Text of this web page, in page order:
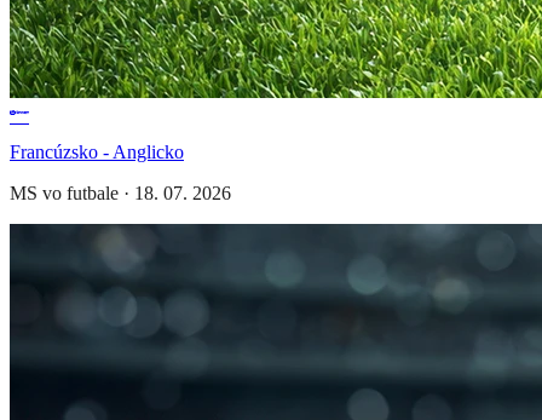
Francúzsko - Anglicko
MS vo futbale · 18. 07. 2026